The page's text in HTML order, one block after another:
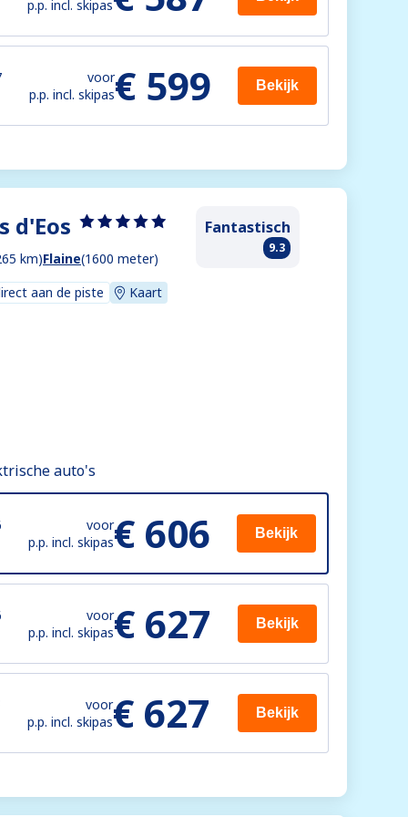
p.p. incl. skipas
voor
p.p. incl. skipas€ 599 Bekijk
Fantastisch
9.3
d'Eos
km)Flaine(1600 meter)
aan de piste
Kaart
auto's
voor
p.p. incl. skipas€ 606 Bekijk
voor
p.p. incl. skipas€ 627 Bekijk
voor
p.p. incl. skipas€ 627 Bekijk